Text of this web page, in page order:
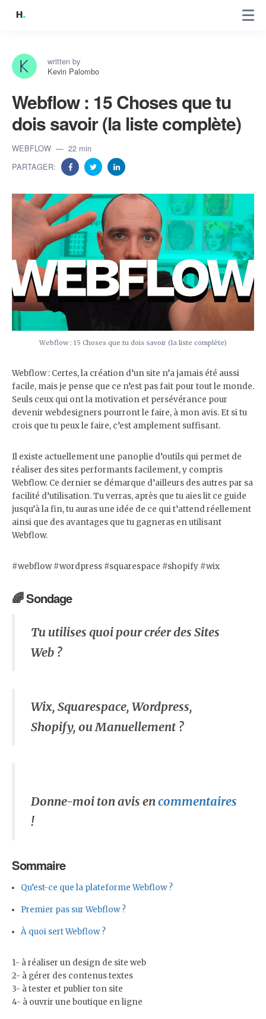
written by
Kevin Palombo
Webflow : 15 Choses que tu
dois savoir (la liste complète)
WEBFLOW
22 min
PARTAGER:
Webflow : 15 Choses que tu dois savoir (la liste complète)
Webflow : Certes, la création d’un site n’a jamais été aussi
facile, mais je pense que ce n’est pas fait pour tout le monde.
Seuls ceux qui ont la motivation et persévérance pour
devenir webdesigners pourront le faire, à mon avis. Et si tu
crois que tu peux le faire, c’est amplement suffisant.
Il existe actuellement une panoplie d’outils qui permet de
réaliser des sites performants facilement, y compris
Webflow. Ce dernier se démarque d’ailleurs des autres par sa
facilité d’utilisation. Tu verras, après que tu aies lit ce guide
jusqu’à la fin, tu auras une idée de ce qui t’attend réellement
ainsi que des avantages que tu gagneras en utilisant
Webflow.
#webflow #wordpress #squarespace #shopify #wix
🌈 Sondage
Tu utilises quoi pour créer des Sites
Web ?
Wix, Squarespace, Wordpress,
Shopify, ou Manuellement ?
Donne-moi ton avis encommentaires
!
Sommaire
Qu’est-ce que la plateforme Webflow ?
Premier pas sur Webflow ?
À quoi sert Webflow ?
1- à réaliser un design de site web
2- à gérer des contenus textes
3- à tester et publier ton site
4- à ouvrir une boutique en ligne